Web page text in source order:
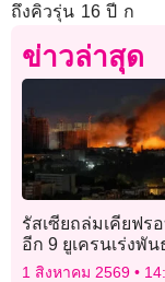
ถึงคิวรุ่น 16 ปี ก
ข่าวล่าสุด
รัสเซียถล่มเคียฟร
อีก 9 ยูเครนเร่งพั
ระบบป้องกันภัยทา
1 สิงหาคม 2569